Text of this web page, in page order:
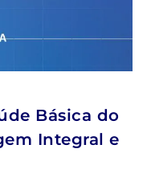
Básica do
Integral e